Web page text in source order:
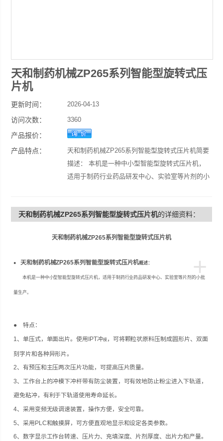
天和制药机械ZP265系列智能型旋转式压
片机
更新时间： 2026-04-13
访问次数： 3360
产品报价：
产品特点：
天和制药机械ZP265系列智能型旋转式压片机简要
描述： 本机是一种中小型智能型旋转式压片机，
适用于制药行业药品研发中心、实验室等片剂的小
天和制药机械ZP265系列智能型旋转式压片机的详细资料：
天和制药机械ZP265系列智能型旋转式压片机
+
●天和制药机械ZP265系列智能型旋转式压片机概述：
本机是一种中小型智能型旋转式压片机，适用于制药行业药品研发中心、实验室等片剂的小批
量生产。
● 特点：
1、单压式，单面出片。使用IPT冲模 ，可将颗粒状原料压制成圆形片、双面
刻字片和各种异形片。
2、有预压和主压两次压片功能，可提高压片质量。
3、工作台上的冲模下冲杆带有防尘装置，可有效地防止粉尘进入下轨道，
避免粘冲，有利于下轨道使用寿命延长。
4、采用变频无级调速装置，操作方便，安全可靠。
5、采用PLC和触摸屏，可方便直观地显示和设定各类参数。
6、数字显示工作台转速、压片力、充填深度、片剂厚度、出片力和产量。